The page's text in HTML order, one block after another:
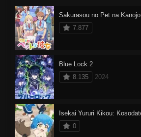
Sakurasou no Pet na Kanojo
7.877
Blue Lock 2
8.135
2024
0